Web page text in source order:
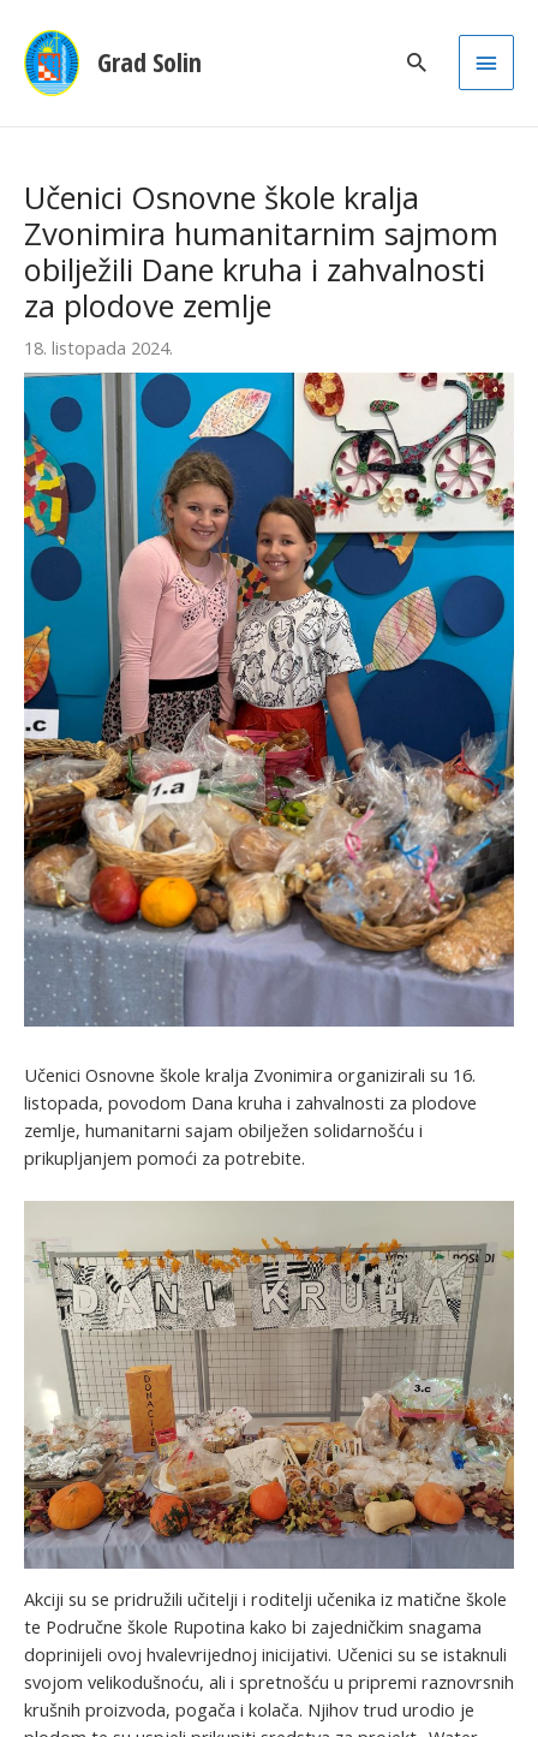
Grad Solin
Main
Učenici Osnovne škole kralja
Zvonimira humanitarnim sajmom
obilježili Dane kruha i zahvalnosti
za plodove zemlje
18. listopada 2024.
Učenici Osnovne škole kralja Zvonimira organizirali su 16.
listopada, povodom Dana kruha i zahvalnosti za plodove
zemlje, humanitarni sajam obilježen solidarnošću i
prikupljanjem pomoći za potrebite.
Akciji su se pridružili učitelji i roditelji učenika iz matične škole
te Područne škole Rupotina kako bi zajedničkim snagama
doprinijeli ovoj hvalevrijednoj inicijativi. Učenici su se istaknuli
svojom velikodušnoću, ali i spretnošću u pripremi raznovrsnih
krušnih proizvoda, pogača i kolača. Njihov trud urodio je